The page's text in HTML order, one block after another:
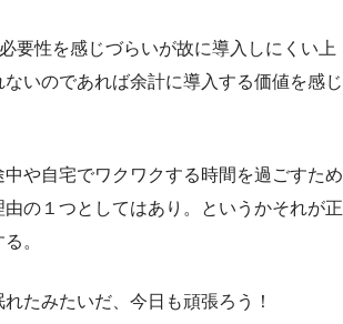
要性を感じづらいが故に導入しにくい上
いのであれば余計に導入する価値を感じ
や自宅でワクワクする時間を過ごすため
の１つとしてはあり。というかそれが正
。
たみたいだ、今日も頑張ろう！